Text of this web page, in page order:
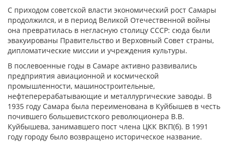
С приходом советской власти экономический рост Самары
продолжился, и в период Великой Отечественной войны
она превратилась в негласную столицу СССР: сюда были
эвакуированы Правительство и Верховный Совет страны,
дипломатические миссии и учреждения культуры.
В послевоенные годы в Самаре активно развивались
предприятия авиационной и космической
промышленности, машиностроительные,
нефтеперерабатывающие и металлургические заводы. В
1935 году Самара была переименована в Куйбышев в честь
почившего большевистского революционера В.В.
Куйбышева, занимавшего пост члена ЦКК ВКП(б). В 1991
году городу было возвращено историческое название.